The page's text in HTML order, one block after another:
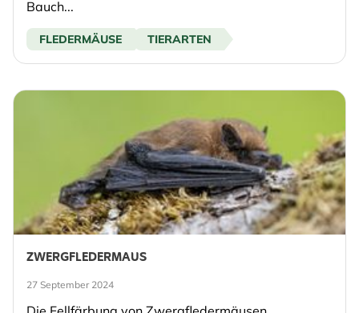
Bauch...
FLEDERMÄUSE TIERARTEN
ZWERGFLEDERMAUS
27 September 2024